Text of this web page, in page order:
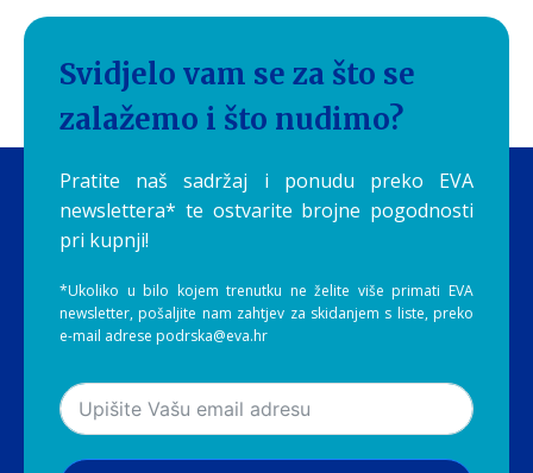
Svidjelo vam se za što se
zalažemo i što nudimo?
Pratite naš sadržaj i ponudu preko EVA
newslettera* te ostvarite brojne pogodnosti
pri kupnji!
*Ukoliko u bilo kojem trenutku ne želite više primati EVA
newsletter, pošaljite nam zahtjev za skidanjem s liste, preko
e-mail adrese podrska@eva.hr